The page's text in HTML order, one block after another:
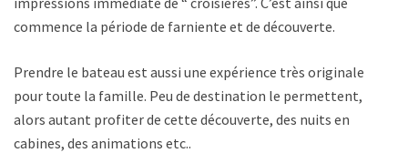
commence la période de farniente et de découverte.
Prendre le bateau est aussi une expérience très originale
pour toute la famille. Peu de destination le permettent,
alors autant profiter de cette découverte, des nuits en
cabines, des animations etc..